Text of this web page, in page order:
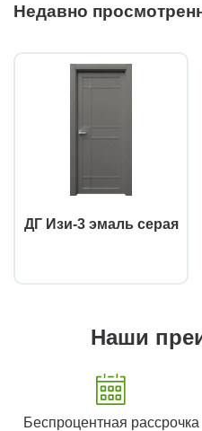
Недавно
ДГ Изи-3 эмаль серая
Наши
Беспроцентная рассрочка